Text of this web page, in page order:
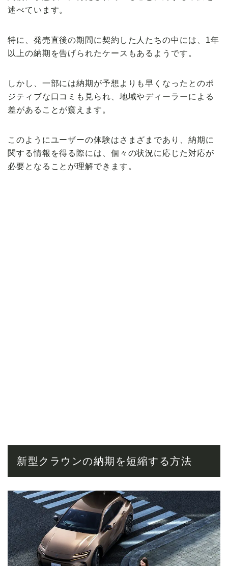
述べています。
特に、発売直後の期間に契約した人たちの中には、1年
以上の納期を告げられたケースもあるようです。
しかし、一部には納期が予想よりも早くなったとのポ
ジティブな口コミも見られ、地域やディーラーによる
差があることが窺えます。
このようにユーザーの体験はさまざまであり、納期に
関する情報を得る際には、個々の状況に応じた対応が
必要となることが理解できます。
新型クラウンの納期を短縮する方法